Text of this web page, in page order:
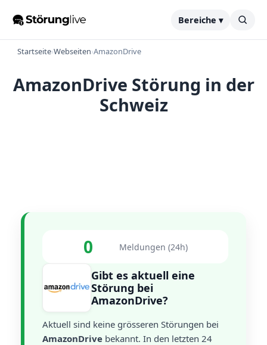
Bereiche ▾
Startseite›Webseiten›AmazonDrive
AmazonDrive Störung in der
Schweiz
0 Meldungen (24h)
Gibt es aktuell eine
Störung bei
AmazonDrive?
Aktuell sind keine grösseren Störungen bei
AmazonDrive bekannt. In den letzten 24